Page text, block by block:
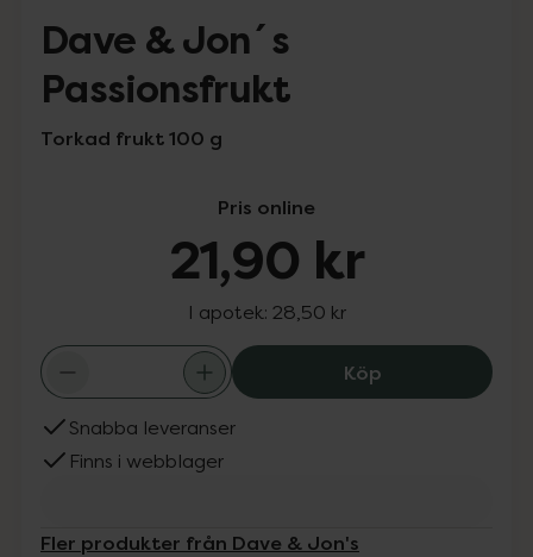
Dave & Jon´s
Passionsfrukt
Torkad frukt 100 g
Pris online
21,90 kr
I apotek: 28,50 kr
KöpDave & Jon´s
Snabba leveranser
Finns i webblager
Fler produkter från Dave & Jon's